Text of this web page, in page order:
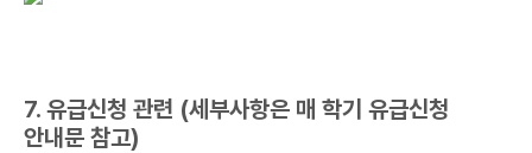
7. 유급신청 관련 (세부사항은 매 학기 유급신청
안내문 참고)